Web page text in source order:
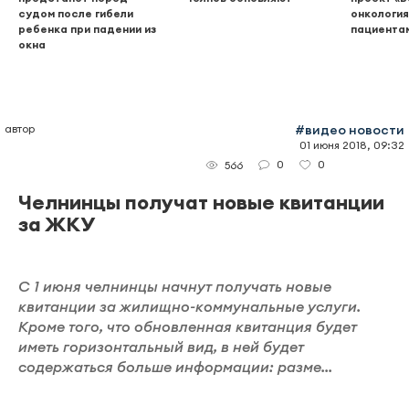
судом после гибели
ребенка при падении из
окна
автор #видео новости
01 июня 2018, 09:32
566
0 0
Челнинцы получат новые квитанции
за ЖКУ
С 1 июня челнинцы начнут получать новые
квитанции за жилищно-коммунальные услуги.
Кроме того, что обновленная квитанция будет
иметь горизонтальный вид, в ней будет
содержаться больше информации: разме...